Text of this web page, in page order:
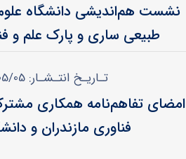
نشست هم‌اندیشی دانشگاه
طبیعی ساری و پارک علم و
تـاریـخ انتـشـار: 1405/05/05
امضای تفاهم‌نامه همکاری
فناوری مازندران و